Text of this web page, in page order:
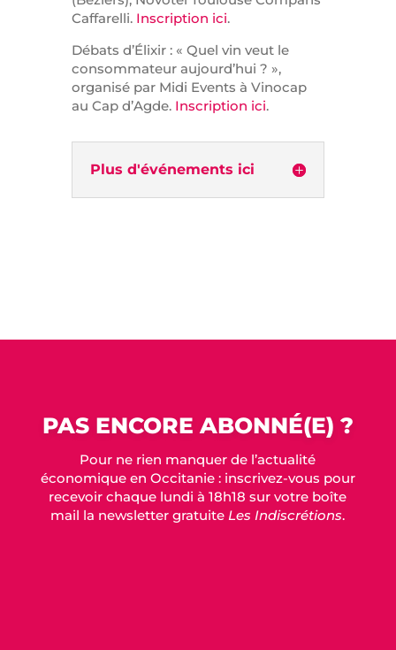
Caffarelli. Inscription ici.
Débats d’Élixir : « Quel vin veut le
consommateur aujourd’hui ? »,
organisé par Midi Events à Vinocap
au Cap d’Agde. Inscription ici.
Plus d'événements ici
PAS ENCORE ABONNÉ(E) ?
Pour ne rien manquer de l’actualité
économique en Occitanie : inscrivez-vous pour
recevoir chaque lundi à 18h18 sur votre boîte
mail la newsletter gratuiteLes Indiscrétions.